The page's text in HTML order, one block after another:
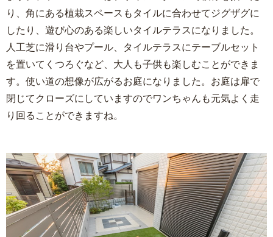
り、角にある植栽スペースもタイルに合わせてジグザグに
したり、遊び心のある楽しいタイルテラスになりました。
人工芝に滑り台やプール、タイルテラスにテーブルセット
を置いてくつろぐなど、大人も子供も楽しむことができま
す。使い道の想像が広がるお庭になりました。お庭は扉で
閉じてクローズにしていますのでワンちゃんも元気よく走
り回ることができますね。